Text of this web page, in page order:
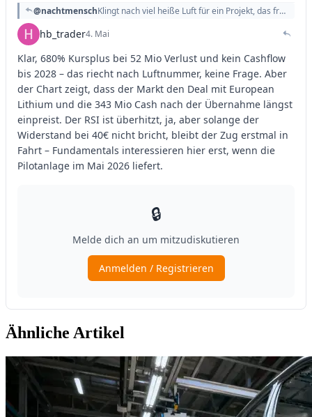
Ähnliche Artikel